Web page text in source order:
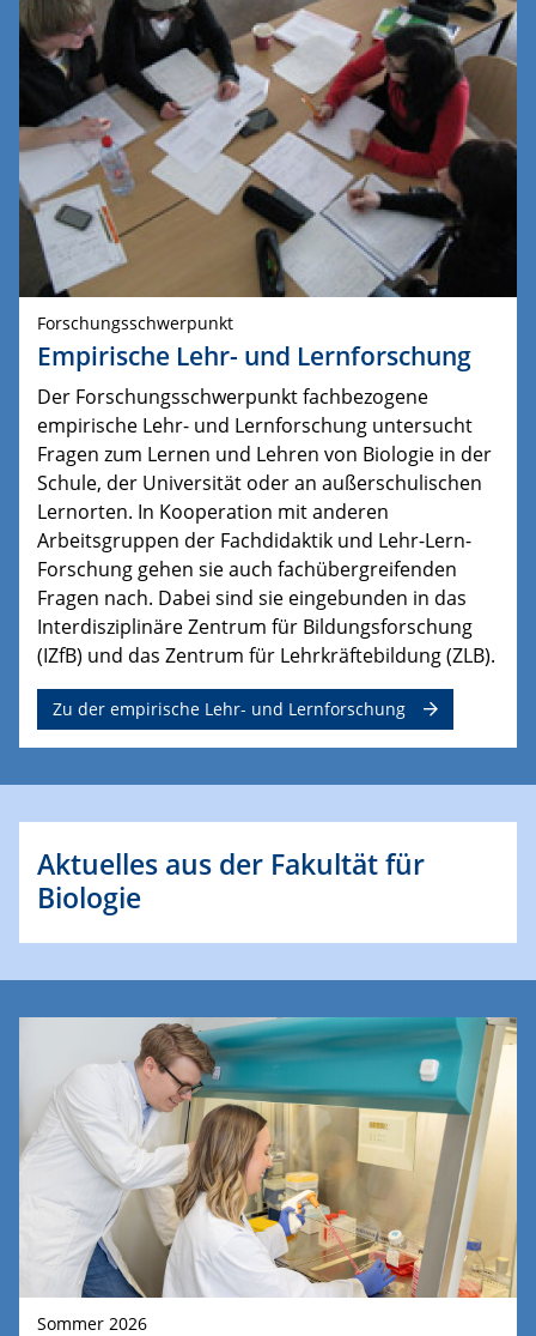
Forschungsschwerpunkt
Empirische Lehr- und Lernforschung
Der Forschungsschwerpunkt fachbezogene
empirische Lehr- und Lernforschung untersucht
Fragen zum Lernen und Lehren von Biologie in der
Schule, der Universität oder an außerschulischen
Lernorten. In Kooperation mit anderen
Arbeitsgruppen der Fachdidaktik und Lehr-Lern-
Forschung gehen sie auch fachübergreifenden
Fragen nach. Dabei sind sie eingebunden in das
Interdisziplinäre Zentrum für Bildungsforschung
(IZfB) und das Zentrum für Lehrkräftebildung (ZLB).
Zu der empirische Lehr- und Lernforschung
Aktuelles aus der Fakultät für
Biologie
Sommer 2026